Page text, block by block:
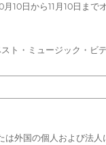
10日から11月10日まで
ト・ミュージック・ビ
外国の個人および法